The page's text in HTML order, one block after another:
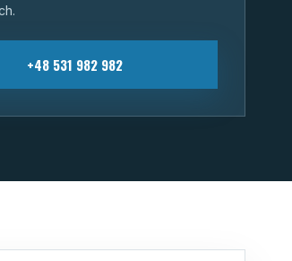
+48 531 982 982